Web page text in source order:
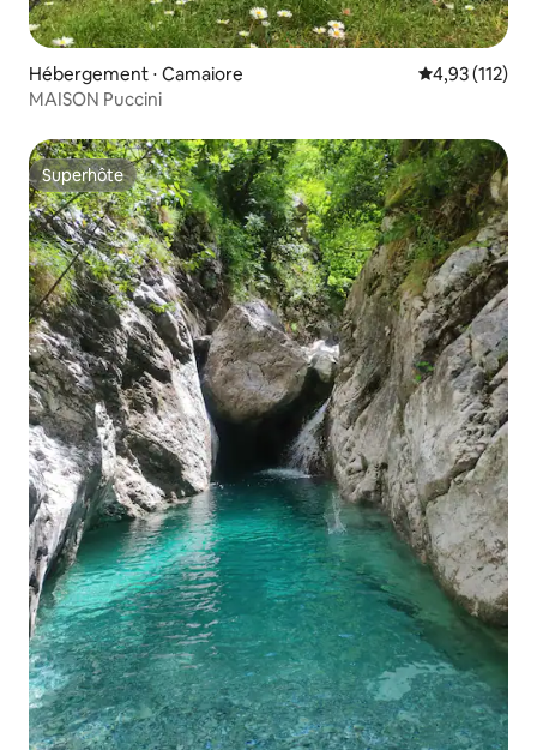
Hébergement ⋅ Camaiore Évaluation
4,93 (112)
MAISON Puccini
Superhôte
Superhôte